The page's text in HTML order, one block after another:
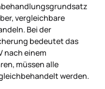
vergleichbare
Bei der
bedeutet das
nach einem
müssen alle
werden.